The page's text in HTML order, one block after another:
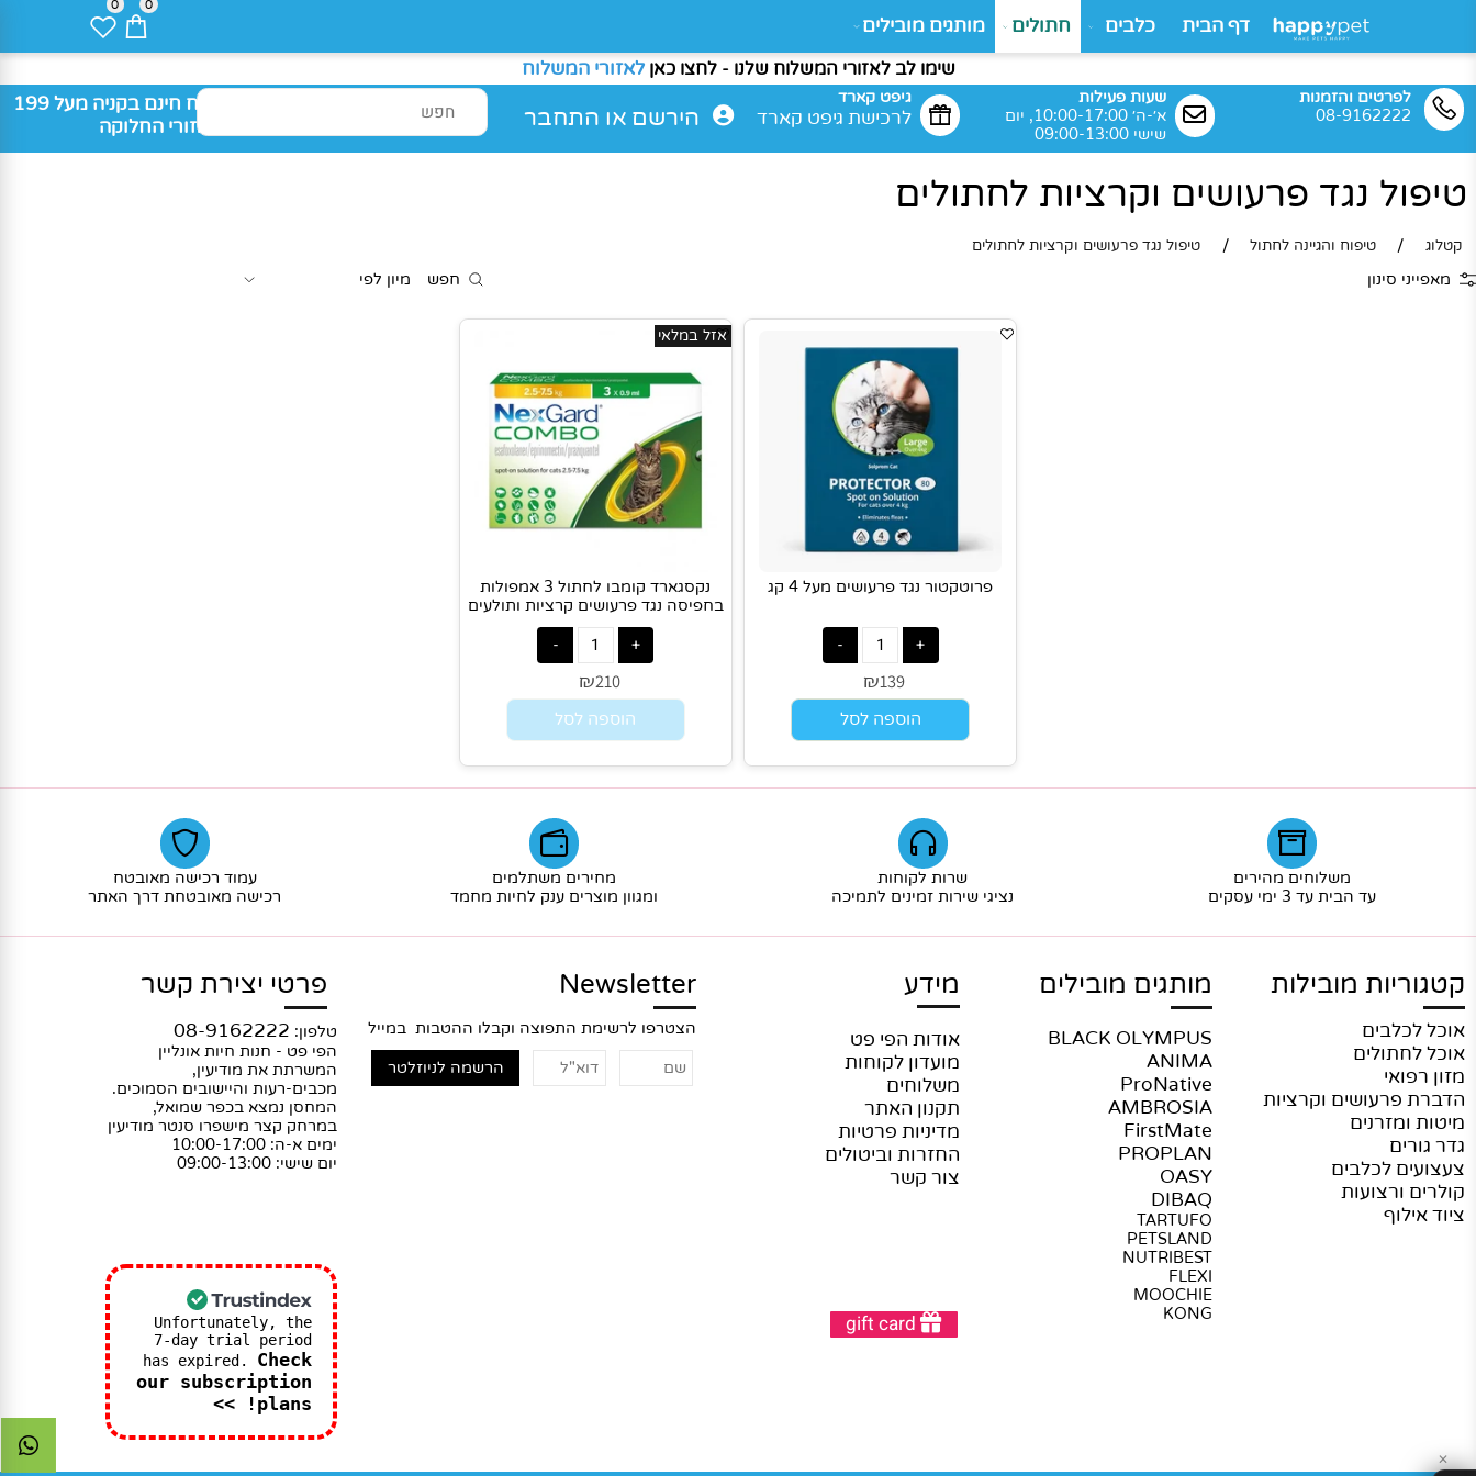
שימו לב לאזורי המשלוח שלנו - לחצו כאןלאזורי המשלוח
לפרטים והזמנות
08-9162222
שעות פעילות
א׳-ה׳ 10:00-17:00, יום
שישי 09:00-13:00
גיפט קארד
לרכישת גיפט קארד הירשםאוהתחבר
משלוח חינם בקניה מעל 199
₪ באזורי החלוקה
0 0
דף הבית כלבים חתולים מותגים מובילים
נגד פרעושים וקרציות לחתולים
/ טיפוח והגיינה לחתול / טיפול נגד פרעושים וקרציות לחתולים
סינון חפש מיון לפי
₪139
אזל במלאי
נקסגארד קומבו לחתול 3 אמפולות
בחפיסה נגד פרעושים קרציות ותולעים
₪210
עד הבית עד 3 ימי עסקים נציגי שירות זמינים לתמיכה ומגוון מוצרים ענק לחיות מחמד רכישה מאובטחת דרך האתר
מובילות
וקרציות
לכלבים
מותגים מובילים
BLACK OLYMPUS
ANIMA
ProNative
AMBROSIA
FirstMate
PROPLAN
OASY
DIBAQ
TARTUFO
PETSLAND
NUTRIBEST
אודות הפי פט
מועדון לקוחות
משלוחים
תקנון האתר
מדיניות פרטיות
Newsletter
הצטרפו לרשימת התפוצה וקבלו ההטבות במייל
פרטי יצירת קשר
טלפון:08-9162222
הפי פט - חנות חיות אונליין
המשרתת את מודיעין,
מכבים-רעות והיישובים הסמוכים.
המחסן נמצא בכפר שמואל,
במרחק קצר מישפרו סנטר מודיעין
Unfortunately, the
7-day trial period
has expired. Check
our subscription